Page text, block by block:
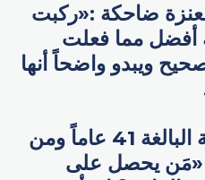
ضاحكة :«ركبت
أفضل مما فعلت
ويبدو واضحاً أنها
وأضافت هذه السائحة البالغة 41 عاماً ومن
«مَن يحصل على